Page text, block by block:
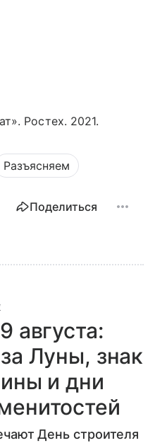
Ростех. 2021.
Разъясняем
Поделиться
августа:
Луны, знак
и дни
День строителя